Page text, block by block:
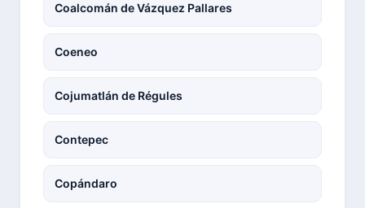
Coalcomán de Vázquez Pallares
Coeneo
Cojumatlán de Régules
Contepec
Copándaro